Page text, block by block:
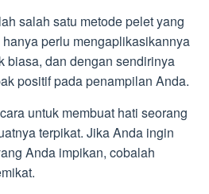
salah satu metode pelet yang
perlu mengaplikasikannya
biasa, dan dengan sendirinya
positif pada penampilan Anda.
untuk membuat hati seorang
terpikat. Jika Anda ingin
Anda impikan, cobalah